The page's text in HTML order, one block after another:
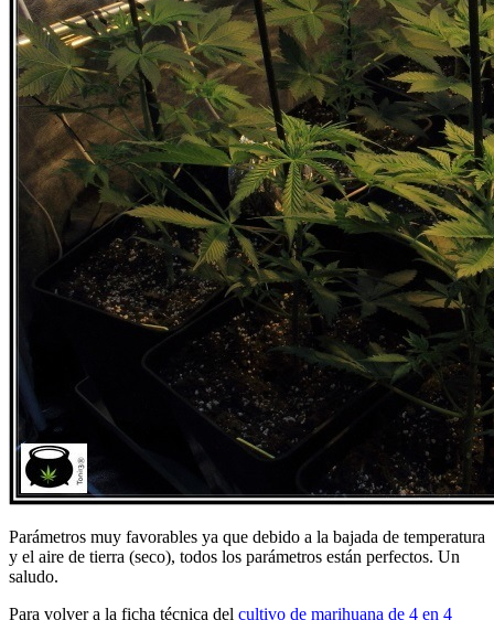
Parámetros muy favorables ya que debido a la bajada de temperatura
y el aire de tierra (seco), todos los parámetros están perfectos. Un
saludo.
Para volver a la ficha técnica del cultivo de marihuana de 4 en 4